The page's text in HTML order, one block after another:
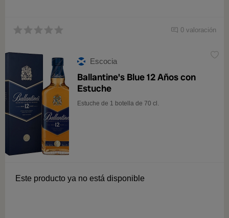
0 valoración
Escocia
Ballantine's Blue 12 Años con
Estuche
Estuche de 1 botella de 70 cl.
Este producto ya no está disponible